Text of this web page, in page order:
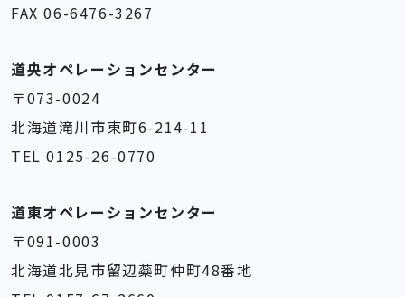
FAX 06-6476-3267
道央オペレーションセンター
〒073-0024
北海道滝川市東町6-214-11
TEL 0125-26-0770
道東オペレーションセンター
〒091-0003
北海道北見市留辺蘂町仲町48番地